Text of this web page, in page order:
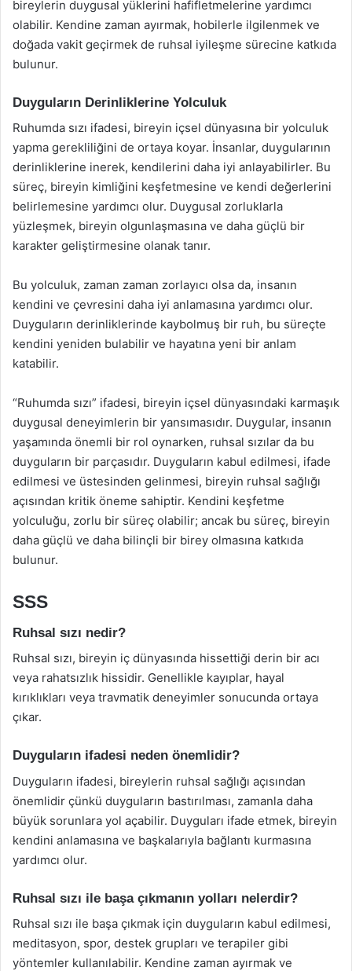
bireylerin duygusal yüklerini hafifletmelerine yardımcı
olabilir. Kendine zaman ayırmak, hobilerle ilgilenmek ve
doğada vakit geçirmek de ruhsal iyileşme sürecine katkıda
bulunur.
Duyguların Derinliklerine Yolculuk
Ruhumda sızı ifadesi, bireyin içsel dünyasına bir yolculuk
yapma gerekliliğini de ortaya koyar. İnsanlar, duygularının
derinliklerine inerek, kendilerini daha iyi anlayabilirler. Bu
süreç, bireyin kimliğini keşfetmesine ve kendi değerlerini
belirlemesine yardımcı olur. Duygusal zorluklarla
yüzleşmek, bireyin olgunlaşmasına ve daha güçlü bir
karakter geliştirmesine olanak tanır.
Bu yolculuk, zaman zaman zorlayıcı olsa da, insanın
kendini ve çevresini daha iyi anlamasına yardımcı olur.
Duyguların derinliklerinde kaybolmuş bir ruh, bu süreçte
kendini yeniden bulabilir ve hayatına yeni bir anlam
katabilir.
“Ruhumda sızı” ifadesi, bireyin içsel dünyasındaki karmaşık
duygusal deneyimlerin bir yansımasıdır. Duygular, insanın
yaşamında önemli bir rol oynarken, ruhsal sızılar da bu
duyguların bir parçasıdır. Duyguların kabul edilmesi, ifade
edilmesi ve üstesinden gelinmesi, bireyin ruhsal sağlığı
açısından kritik öneme sahiptir. Kendini keşfetme
yolculuğu, zorlu bir süreç olabilir; ancak bu süreç, bireyin
daha güçlü ve daha bilinçli bir birey olmasına katkıda
bulunur.
SSS
Ruhsal sızı nedir?
Ruhsal sızı, bireyin iç dünyasında hissettiği derin bir acı
veya rahatsızlık hissidir. Genellikle kayıplar, hayal
kırıklıkları veya travmatik deneyimler sonucunda ortaya
çıkar.
Duyguların ifadesi neden önemlidir?
Duyguların ifadesi, bireylerin ruhsal sağlığı açısından
önemlidir çünkü duyguların bastırılması, zamanla daha
büyük sorunlara yol açabilir. Duyguları ifade etmek, bireyin
kendini anlamasına ve başkalarıyla bağlantı kurmasına
yardımcı olur.
Ruhsal sızı ile başa çıkmanın yolları nelerdir?
Ruhsal sızı ile başa çıkmak için duyguların kabul edilmesi,
meditasyon, spor, destek grupları ve terapiler gibi
yöntemler kullanılabilir. Kendine zaman ayırmak ve